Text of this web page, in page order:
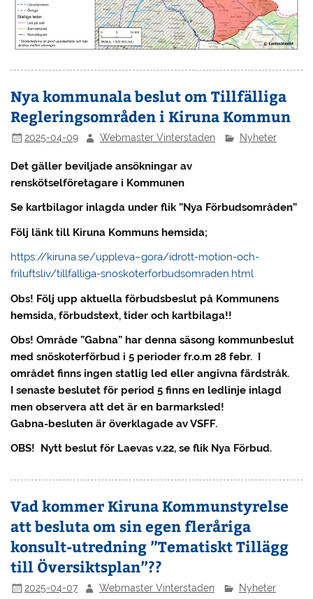
Nya kommunala beslut om Tillfälliga
Regleringsområden i Kiruna Kommun
2025-04-09 Webmaster Vinterstaden Nyheter
Det gäller beviljade ansökningar av
renskötselföretagare i Kommunen
Se kartbilagor inlagda under flik ”Nya Förbudsområden”
Följ länk till Kiruna Kommuns hemsida;
https://kiruna.se/uppleva–gora/idrott-motion-och-
friluftsliv/tillfalliga-snoskoterforbudsomraden.html
Obs! Följ upp aktuella förbudsbeslut på Kommunens
hemsida, förbudstext, tider och kartbilaga!!
Obs! Område ”Gabna” har denna säsong kommunbeslut
med snöskoterförbud i 5 perioder fr.o.m 28 febr. I
området finns ingen statlig led eller angivna färdstråk.
I senaste beslutet för period 5 finns en ledlinje inlagd
men observera att det är en barmarksled!
Gabna-besluten är överklagade av VSFF.
OBS! Nytt beslut för Laevas v.22, se flik Nya Förbud.
Vad kommer Kiruna Kommunstyrelse
att besluta om sin egen fleråriga
konsult-utredning ”Tematiskt Tillägg
till Översiktsplan”??
2025-04-07 Webmaster Vinterstaden Nyheter